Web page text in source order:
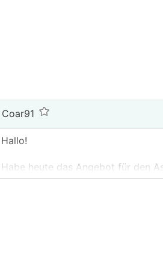
Coar91
Hallo!
Habe heute das Angebot für den
ob ich einlagig oder eher